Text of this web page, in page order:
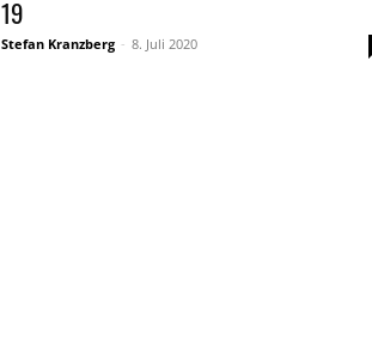
19
Stefan Kranzberg - 8. Juli 2020